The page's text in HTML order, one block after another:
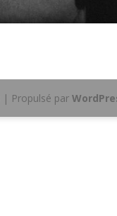
| Propulsé par